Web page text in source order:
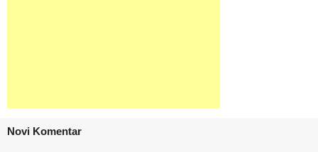
Novi Komentar